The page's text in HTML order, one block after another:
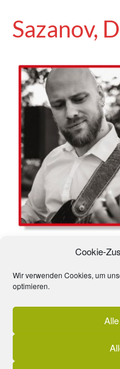
Cookie-
Wir verwenden Cookies, um
optimieren.
Sazanov,
Gitarre, Schul-AG´s